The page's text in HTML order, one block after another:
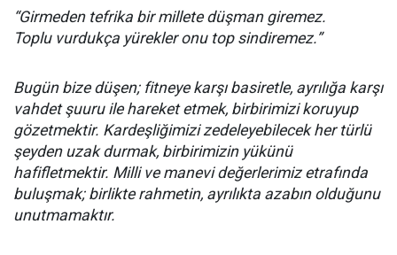
“Girmeden tefrika bir millete düşman giremez.
Toplu vurdukça yürekler onu top sindiremez.”
Bugün bize düşen; fitneye karşı basiretle, ayrılığa karşı
vahdet şuuru ile hareket etmek, birbirimizi koruyup
gözetmektir. Kardeşliğimizi zedeleyebilecek her türlü
şeyden uzak durmak, birbirimizin yükünü
hafifletmektir. Milli ve manevi değerlerimiz etrafında
buluşmak; birlikte rahmetin, ayrılıkta azabın olduğunu
unutmamaktır.